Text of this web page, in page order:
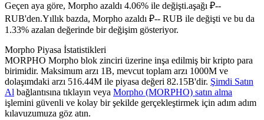
USDC'yi teminat olarak kullanan vadeli işlemler
Geçen aya göre, Morpho azaldı 4.06% ile değişti.aşağı ₽--
RUB'den.Yıllık bazda, Morpho azaldı ₽-- RUB ile değişti ve bu da
1.33% azalan değerinde bir değişim gösteriyor.
Morpho Piyasa İstatistikleri
MORPHO Morpho blok zinciri üzerine inşa edilmiş bir kripto para
birimidir. Maksimum arzı 1B, mevcut toplam arzı 1000M ve
dolaşımdaki arzı 516.44M ile piyasa değeri 82.15B'dir. Şimdi Satın
Al bağlantısına tıklayın veya Morpho (MORPHO) satın alma
işlemini güvenli ve kolay bir şekilde gerçekleştirmek için adım adım
kılavuzumuza göz atın.